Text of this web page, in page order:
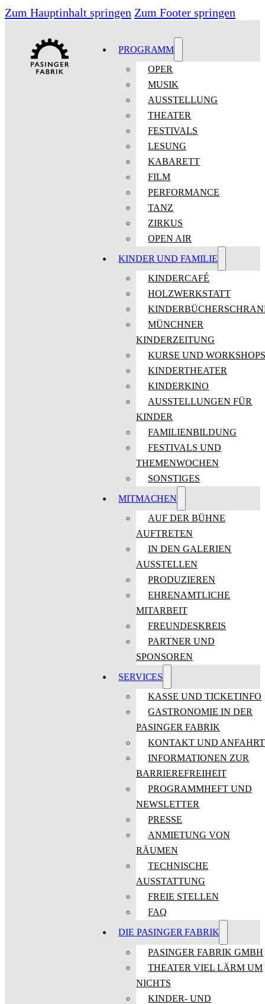
Zum Hauptinhalt springen Zum Footer springen
PROGRAMM
OPER
MUSIK
AUSSTELLUNG
THEATER
FESTIVALS
LESUNG
KABARETT
FILM
PERFORMANCE
TANZ
ZIRKUS
OPEN AIR
KINDER UND FAMILIE
KINDERCAFÉ
HOLZWERKSTATT
MÜNCHNER
KINDERZEITUNG
KURSE UND
KINDERTHEATER
KINDERKINO
AUSSTELLUNGEN FÜR
KINDER
FAMILIENBILDUNG
FESTIVALS UND
THEMENWOCHEN
SONSTIGES
MITMACHEN
AUF DER BÜHNE
AUFTRETEN
IN DEN GALERIEN
AUSSTELLEN
PRODUZIEREN
EHRENAMTLICHE
MITARBEIT
FREUNDESKREIS
PARTNER UND
SPONSOREN
SERVICES
KASSE UND TICKETINFO
GASTRONOMIE IN DER
PASINGER FABRIK
KONTAKT UND ANFAHRT
INFORMATIONEN ZUR
BARRIEREFREIHEIT
PROGRAMMHEFT UND
NEWSLETTER
PRESSE
ANMIETUNG VON
RÄUMEN
TECHNISCHE
AUSSTATTUNG
FREIE STELLEN
FAQ
DIE PASINGER FABRIK
PASINGER FABRIK GMBH
THEATER VIEL LÄRM UM
NICHTS
KINDER- UND